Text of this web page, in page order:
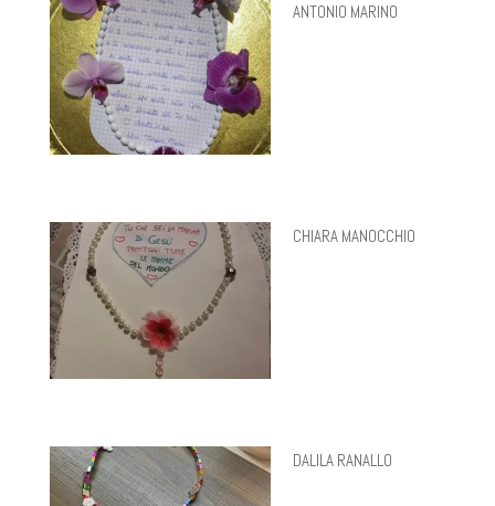
ANTONIO MARINO
CHIARA MANOCCHIO
DALILA RANALLO